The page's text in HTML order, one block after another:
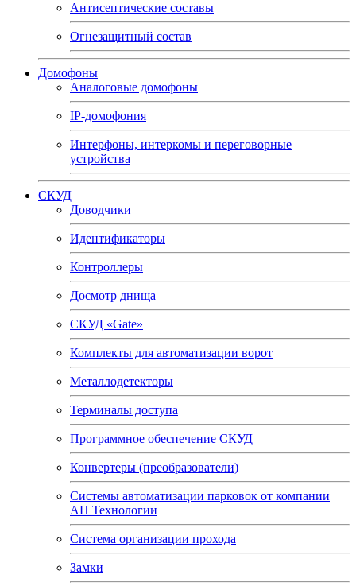
Антисептические составы
Огнезащитный состав
Домофоны
Аналоговые домофоны
IP-домофония
Интерфоны, интеркомы и переговорные
устройства
СКУД
Доводчики
Идентификаторы
Контроллеры
Досмотр днища
СКУД «Gate»
Комплекты для автоматизации ворот
Металлодетекторы
Терминалы доступа
Программное обеспечение СКУД
Конвертеры (преобразователи)
Системы автоматизации парковок от компании
АП Технологии
Система организации прохода
Замки